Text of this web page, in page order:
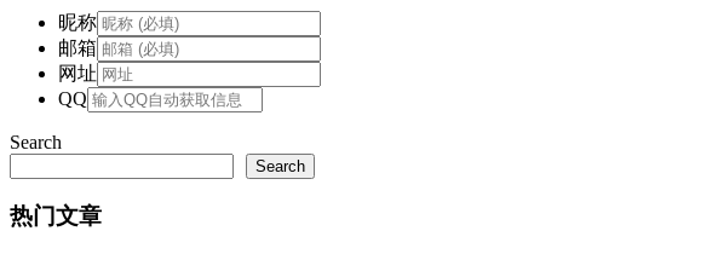
昵称
邮箱
网址
QQ
Search
Search
热门文章